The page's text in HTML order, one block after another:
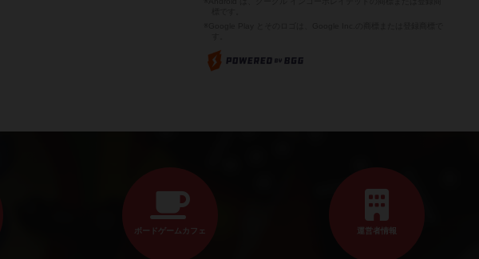
ボードゲームカフェ 運営者情報